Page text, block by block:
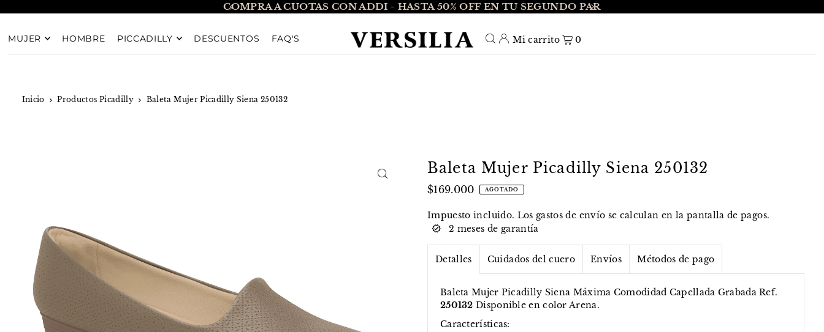
TRANSLATION MISSING: ES.ACCESSIBILITY.SKIP_TO_TEXT
COMPRA A CUOTAS CON ADDI - HASTA 50% OFF EN TU SEGUNDO PAR
MUJER HOMBRE PICCADILLY DESCUENTOS FAQ'S Mi carrito 0
Inicio Productos Picadilly Baleta Mujer Picadilly Siena 250132
Baleta Mujer Picadilly Siena 250132
$169.000 AGOTADO
Impuesto incluido. Los gastos de envío se calculan en la pantalla de pagos.
2 meses de garantía
Detalles Cuidados del cuero Envíos Métodos de pago
Baleta Mujer Picadilly Siena Máxima Comodidad Capellada Grabada Ref.
250132 Disponible en color Arena.
Características: